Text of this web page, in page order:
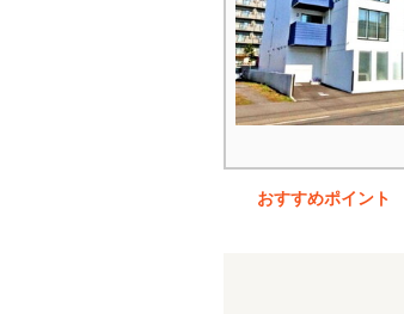
おすすめポイント